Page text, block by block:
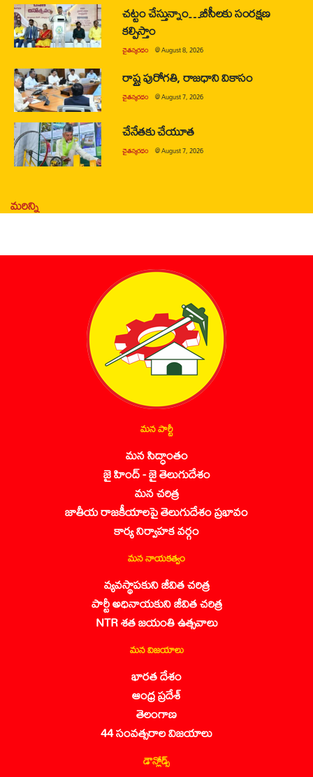
చట్టం చేస్తున్నాం…బీసీలకు సంరక్షణ
కల్పిస్తాం
చైతన్యరధం @August 8, 2026
రాష్ట్ర పురోగతి, రాజధాని వికాసం
చైతన్యరధం @August 7, 2026
చేనేతకు చేయూత
చైతన్యరధం @August 7, 2026
మరిన్ని
మన పార్టీ
మన సిద్ధాంతం
జై హింద్ - జై తెలుగుదేశం
మన చరిత్ర
జాతీయ రాజకీయాలపై తెలుగుదేశం ప్రభావం
కార్య నిర్వాహక వర్గం
మన నాయకత్వం
వ్యవస్థాపకుని జీవిత చరిత్ర
పార్టీ అధినాయకుని జీవిత చరిత్ర
NTR శత జయంతి ఉత్సవాలు
మన విజయాలు
భారత దేశం
ఆంధ్ర ప్రదేశ్
తెలంగాణ
44 సంవత్సరాల విజయాలు
డౌన్లోడ్స్